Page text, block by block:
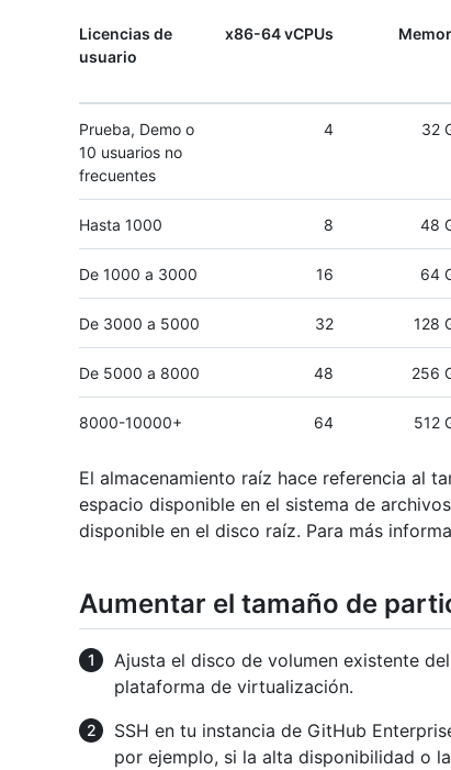
Licencias de
usuario
x86-64 vCPUs
Prueba, Demo o
10 usuarios no
frecuentes
4 32
Hasta 1000 8 48
De 1000 a 3000 16 64
De 3000 a 5000 32 128
De 5000 a 8000 48 256
8000-10000+ 64 512
El almacenamiento raíz hace referencia al
espacio disponible en el sistema de
disponible en el disco raíz. Para más
Aumentar el tamaño de
Ajusta el disco de volumen existente
plataforma de virtualización.
SSH en tu instancia de GitHub
por ejemplo, si la alta disponibilidad o